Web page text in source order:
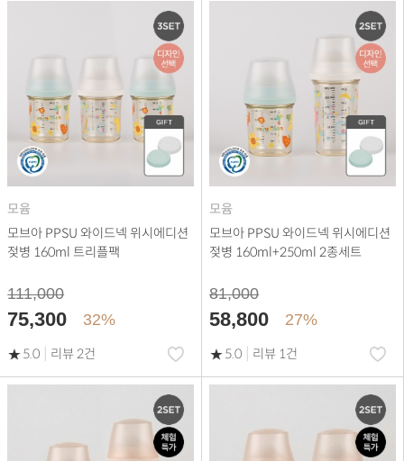
모윰
모브아 PPSU 와이드넥 위시에디션
젖병 160ml 트리플팩
111,000
75,300 32%
5.0 리뷰 2건
모윰
모브아 PPSU 와이드넥 위시에디션
젖병 160ml+250ml 2종세트
81,000
58,800 27%
5.0 리뷰 1건